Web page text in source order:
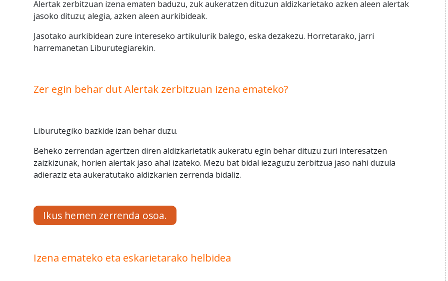
Alertak zerbitzuan izena ematen baduzu, zuk aukeratzen dituzun aldizkarietako azken aleen alertak
jasoko dituzu; alegia, azken aleen aurkibideak.
Jasotako aurkibidean zure intereseko artikulurik balego, eska dezakezu. Horretarako, jarri
harremanetan Liburutegiarekin.
Zer egin behar dut Alertak zerbitzuan izena emateko?
Liburutegiko bazkide izan behar duzu.
Beheko zerrendan agertzen diren aldizkarietatik aukeratu egin behar dituzu zuri interesatzen
zaizkizunak, horien alertak jaso ahal izateko. Mezu bat bidal iezaguzu zerbitzua jaso nahi duzula
adieraziz eta aukeratutako aldizkarien zerrenda bidaliz.
Ikus hemen zerrenda osoa.
Izena emateko eta eskarietarako helbidea